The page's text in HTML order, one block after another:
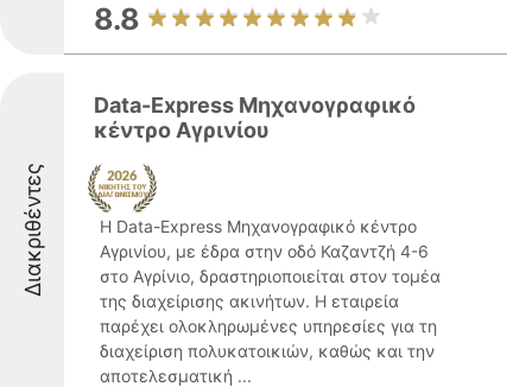
8.8
Διακριθέντες
Data-Express Μηχανογραφικό
κέντρο Αγρινίου
Η Data-Express Μηχανογραφικό κέντρο
Αγρινίου, με έδρα στην οδό Καζαντζή 4-6
στο Αγρίνιο, δραστηριοποιείται στον τομέα
της διαχείρισης ακινήτων. Η εταιρεία
παρέχει ολοκληρωμένες υπηρεσίες για τη
διαχείριση πολυκατοικιών, καθώς και την
αποτελεσματική ...